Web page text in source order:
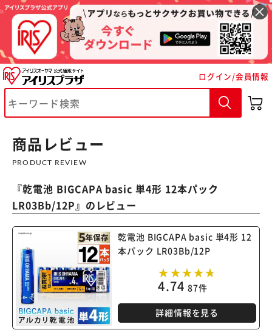
ログイン/会員情報
商品レビュー
PRODUCT REVIEW
『乾電池 BIGCAPA basic 単4形 12本パック
LR03Bb/12P』のレビュー
乾電池 BIGCAPA basic 単4形 12
本パック LR03Bb/12P
4.74 87件
詳細情報を見る
※ご確認ください
カートに入れる